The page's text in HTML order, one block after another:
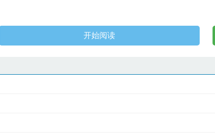
开始阅读